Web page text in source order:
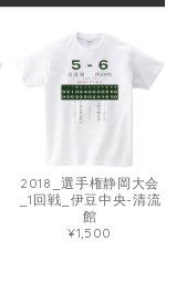
2018_選手権静岡大会
_1回戦_伊豆中央-清流
館
¥1,500